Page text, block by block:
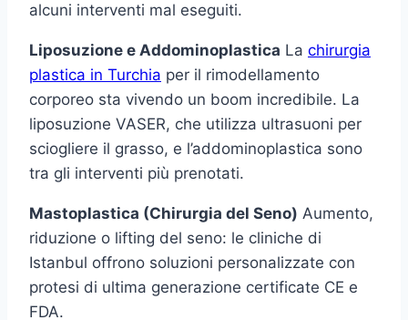
alcuni interventi mal eseguiti.
Liposuzione e Addominoplastica La chirurgia
plastica in Turchia per il rimodellamento
corporeo sta vivendo un boom incredibile. La
liposuzione VASER, che utilizza ultrasuoni per
sciogliere il grasso, e l’addominoplastica sono
tra gli interventi più prenotati.
Mastoplastica (Chirurgia del Seno) Aumento,
riduzione o lifting del seno: le cliniche di
Istanbul offrono soluzioni personalizzate con
protesi di ultima generazione certificate CE e
FDA.